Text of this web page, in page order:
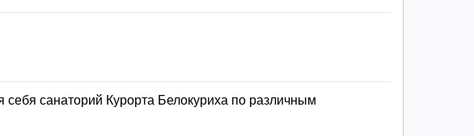
санаторий Курорта Белокуриха по различным